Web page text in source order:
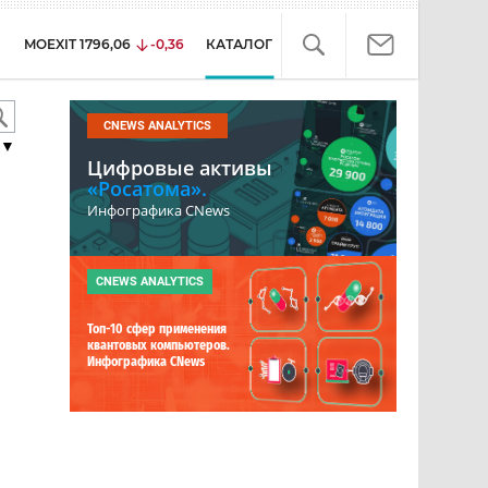
MOEXIT 1796,06 -0,36 КАТАЛОГ
▼
CNEWS ANALYTICS
Цифровые активы
«Росатома».
Инфографика CNews
CNEWS ANALYTICS
Топ-10 сфер применения
квантовых компьютеров.
Инфографика CNews